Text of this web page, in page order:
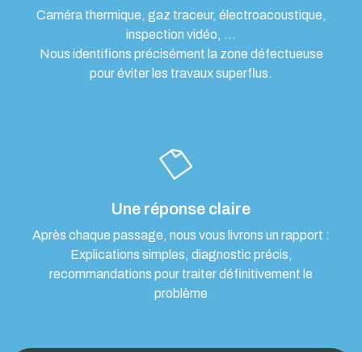
Caméra thermique, gaz traceur, électroacoustique,
inspection vidéo, …
Nous identifions précisément la zone défectueuse
pour éviter les travaux superflus.
Une réponse claire
Après chaque passage, nous vous livrons un rapport :
Explications simples, diagnostic précis,
recommandations pour traiter définitivement le
problème